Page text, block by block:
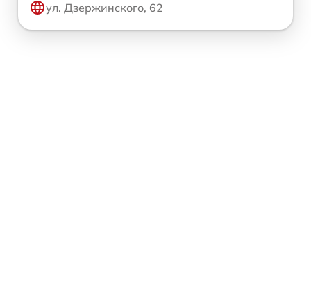
ул. Дзержинского, 62